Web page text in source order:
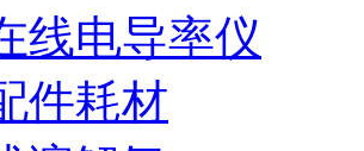
线电导率仪
件耗材